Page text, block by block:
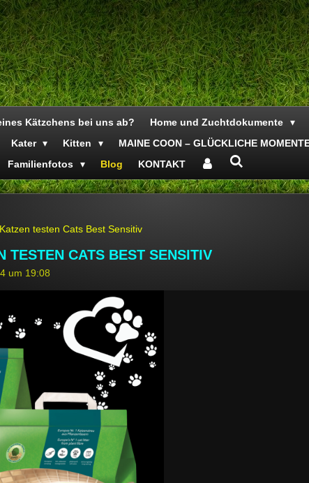
Kätzchens bei uns ab? Home und Zuchtdokumente
Kater Kitten
MAINE COON – GLÜCKLICHE
Familienfotos Blog KONTAKT
testen Cats Best Sensitiv
TESTEN CATS BEST SENSITIV
um 19:08